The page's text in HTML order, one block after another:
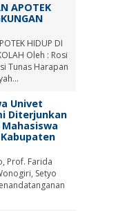
APOTEK
HIDUP DI
Oleh : Rosi
Tunas Harapan
Univet
Diterjunkan
Mahasiswa
Prof. Farida
Setyo